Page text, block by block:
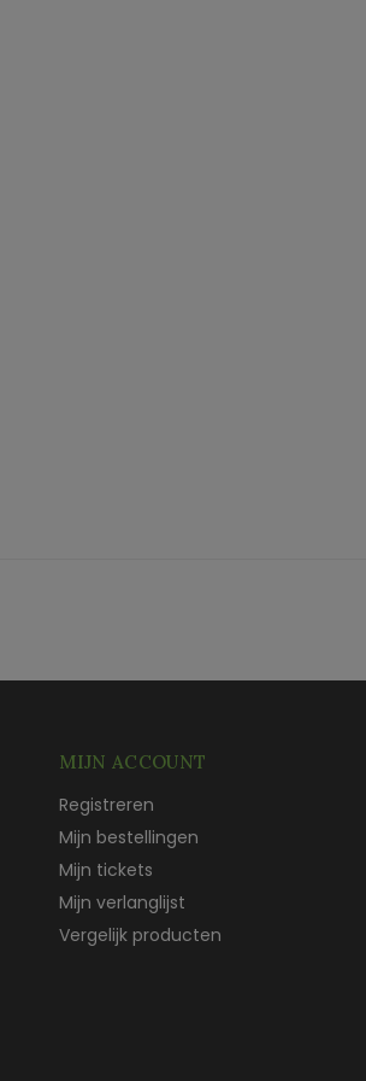
MIJN ACCOUNT
Registreren
Mijn bestellingen
Mijn tickets
Mijn verlanglijst
Vergelijk producten